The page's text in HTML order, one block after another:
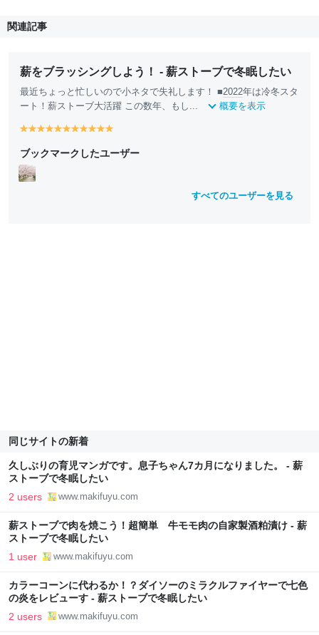
関連記事
薪をブラッシングしよう！ - 薪ストーブで冬眠したい
最近ちょっと忙しいので小ネタで失礼します！ ■2022年は冷冬スタ
ート！薪ストーブ大活躍 この数年、もし...
概要を表示
y
ll
o
w
y
ll
o
w
y
ll
y
ll
y
ll
y
ll
y
ll
y
ll
y
ll
y
ll ll
ブックマークしたユーザー
すべてのユーザーを見る
同じサイトの新着
久しぶりの育児マンガです。息子ちゃん7カ月になりました。 - 薪
ストーブで冬眠したい
2 users www.makifuyu.com
薪ストーブで肉を焼こう！超簡単 牛モモ肉の自家製酒粕漬け - 薪
ストーブで冬眠したい
1 user www.makifuyu.com
カラーコーンに代わるか！？ダイソーのミラクルファイヤーで七色
の炎をレビューす - 薪ストーブで冬眠したい
2 users www.makifuyu.com